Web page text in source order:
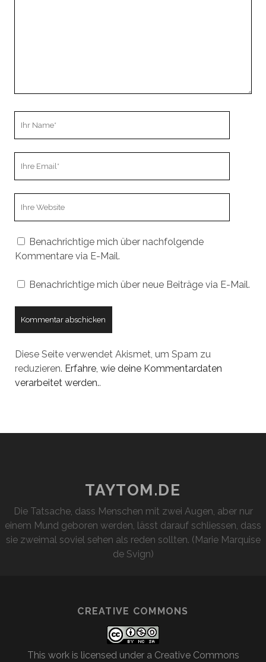
Benachrichtige mich über nachfolgende
Kommentare via E-Mail.
Benachrichtige mich über neue Beiträge via E-Mail.
Diese Seite verwendet Akismet, um Spam zu
reduzieren. Erfahre, wie deine Kommentardaten
verarbeitet werden..
TAYTOM.DE
Die Tatsache, dass Menschen mit zwei Augen, aber nur
einem Mund geboren werden, lässt darauf schliessen, dass
sie zweimal soviel sehen als reden sollten. (Marie Marquise
de Svign)
CREATIVE COMMONS
This work is licensed under a Creative Commons